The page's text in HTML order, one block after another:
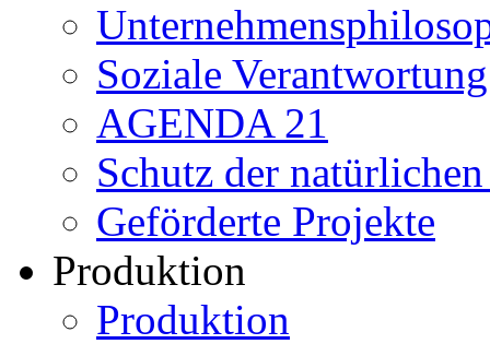
Soziale
AGENDA 21
Schutz der
Geförderte Projekte
Produktion
Produktion